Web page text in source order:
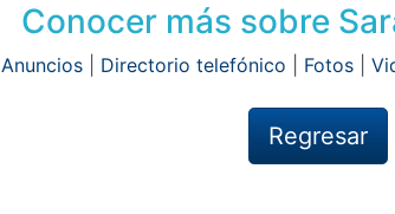
Conocer más sobre
Anuncios| Directorio telefónico Fotos|
Regresar